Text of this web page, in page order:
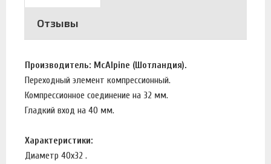
Отзывы
Производитель: McAlpine (Шотландия).
Переходный элемент компрессионный.
Компрессионное соединение на 32 мм.
Гладкий вход на 40 мм.
Характеристики:
Диаметр 40х32 .